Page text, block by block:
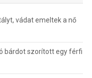
vádat emeltek a nő
bárdot szorított egy férfi